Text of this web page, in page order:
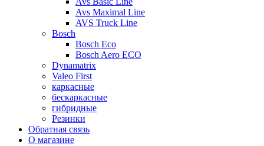
Avs Maximal Line
AVS Truck Line
Bosch
Bosch Eco
Bosch Aero ECO
Dynamatrix
Valeo First
каркасные
бескаркасные
гибридные
Резинки
Обратная связь
О магазине